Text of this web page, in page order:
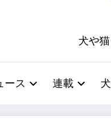
犬や
ース 連載